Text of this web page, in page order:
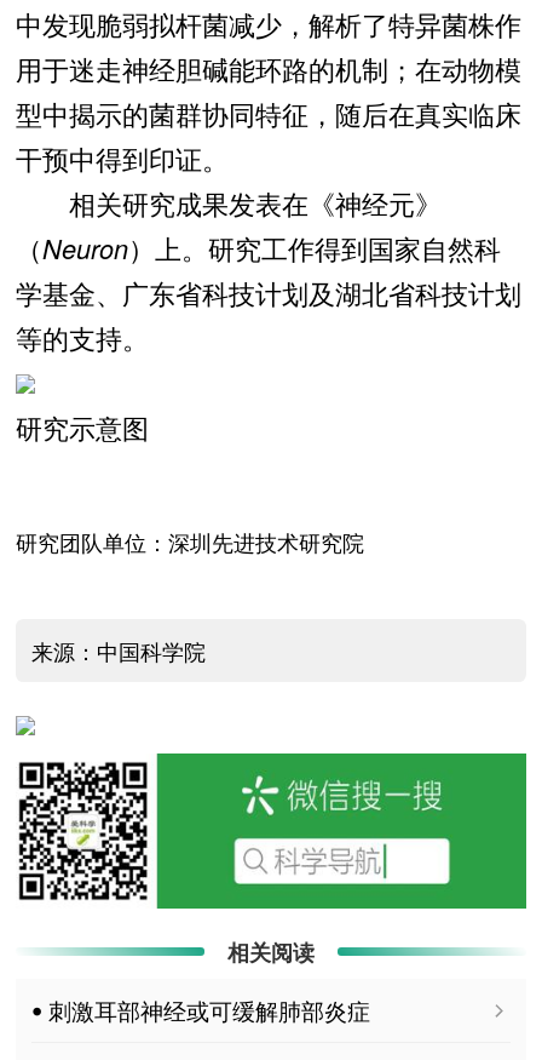
中发现脆弱拟杆菌减少，解析了特异菌株作
用于迷走神经胆碱能环路的机制；在动物模
型中揭示的菌群协同特征，随后在真实临床
干预中得到印证。
相关研究成果发表在《神经元》
（Neuron）上。研究工作得到国家自然科
学基金、广东省科技计划及湖北省科技计划
等的支持。
研究示意图
研究团队单位：深圳先进技术研究院
来源：中国科学院
相关阅读
ꔷ 刺激耳部神经或可缓解肺部炎症